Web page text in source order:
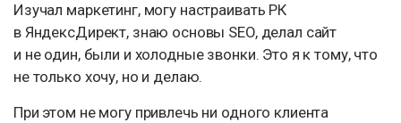
Изучал маркетинг, могу настраивать РК
в ЯндексДирект, знаю основы SEO, делал сайт
и не один, были и холодные звонки. Это я к тому, что
не только хочу, но и делаю.
При этом не могу привлечь ни одного клиента